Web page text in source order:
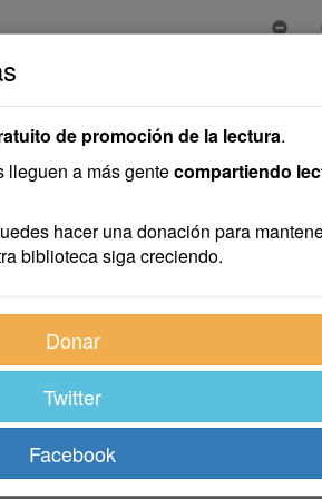
Largas
del nacimiento a la punta, no
porque es el órgano de un
reparamos sobre todo en
Es indudable que a primera vista
no disgusta, no repugna.
de promoción de la lectura.
lleguen a más gentecompartiendo
hacer una donación para
biblioteca siga creciendo.
Donar
Twitter
Facebook